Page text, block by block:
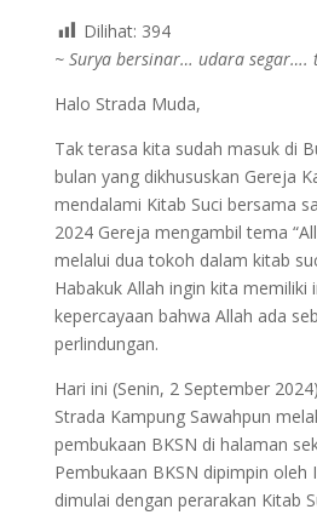
Dilihat: 394
~ Surya bersinar… udara segar….
Halo Strada Muda,
Tak terasa kita sudah masuk di
bulan yang dikhususkan Gereja
mendalami Kitab Suci bersama
2024 Gereja mengambil tema
melalui dua tokoh dalam kitab
Habakuk Allah ingin kita memiliki
kepercayaan bahwa Allah ada
perlindungan.
Hari ini (Senin, 2 September
Strada Kampung Sawahpun
pembukaan BKSN di halaman
Pembukaan BKSN dipimpin oleh
dimulai dengan perarakan Kitab